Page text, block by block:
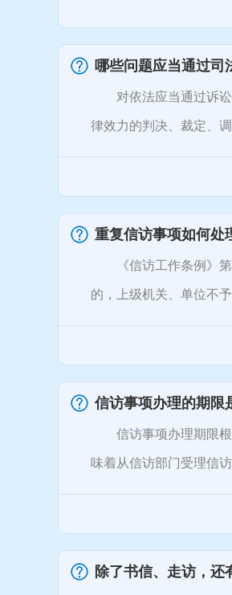
哪些问题应当通过司
对依法应当通过诉讼
律效力的判决、裁定、
重复信访事项如何处
《信访工作条例》第
的，上级机关、单位
信访事项办理的期限
信访事项办理期限根
味着从信访部门受理信
除了书信、走访，还